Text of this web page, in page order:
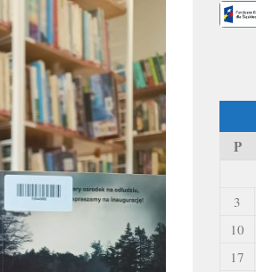
P
3
10
17